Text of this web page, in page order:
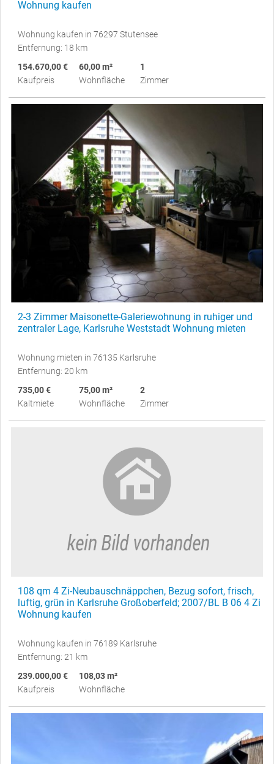
Wohnung kaufen
Wohnung kaufen in 76297 Stutensee
Entfernung: 18 km
154.670,00 €
Kaufpreis
60,00 m²
Wohnfläche
1
Zimmer
2-3 Zimmer Maisonette-Galeriewohnung in ruhiger und
zentraler Lage, Karlsruhe Weststadt Wohnung mieten
Wohnung mieten in 76135 Karlsruhe
Entfernung: 20 km
735,00 €
Kaltmiete
75,00 m²
Wohnfläche
2
Zimmer
108 qm 4 Zi-Neubauschnäppchen, Bezug sofort, frisch,
luftig, grün in Karlsruhe Großoberfeld; 2007/BL B 06 4 Zi
Wohnung kaufen
Wohnung kaufen in 76189 Karlsruhe
Entfernung: 21 km
239.000,00 €
Kaufpreis
108,03 m²
Wohnfläche